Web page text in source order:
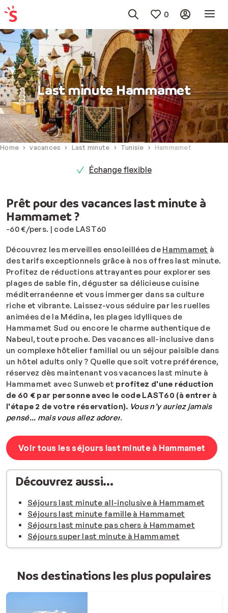
0
Last minute Hammamet
Home vacances Last minute Tunisie Hammamet
Échange flexible
Prêt pour des vacances last minute à
Hammamet ?
-60 €/pers. | code LAST60
Découvrez les merveilles ensoleillées de Hammamet à
des tarifs exceptionnels grâce à nos offres last minute.
Profitez de réductions attrayantes pour explorer ses
plages de sable fin, déguster sa délicieuse cuisine
méditerranéenne et vous immerger dans sa culture
riche et vibrante. Laissez-vous séduire par les ruelles
animées de la Médina, les plages idylliques de
Hammamet Sud ou encore le charme authentique de
Nabeul, toute proche. Des vacances all-inclusive dans
un complexe hôtelier familial ou un séjour paisible dans
un hôtel adults only ? Quelle que soit votre préférence,
réservez dès maintenant vos vacances last minute à
Hammamet avec Sunweb et profitez d'une réduction
de 60 € par personne avec le code LAST60 (à entrer à
l'étape 2 de votre réservation). Vous n’y auriez jamais
pensé... mais vous allez adorer.
Voir tous les séjours last minute à Hammamet
Découvrez aussi...
Séjours last minute all-inclusive à Hammamet
Séjours last minute famille à Hammamet
Séjours last minute pas chers à Hammamet
Séjours super last minute à Hammamet
Nos destinations les plus populaires